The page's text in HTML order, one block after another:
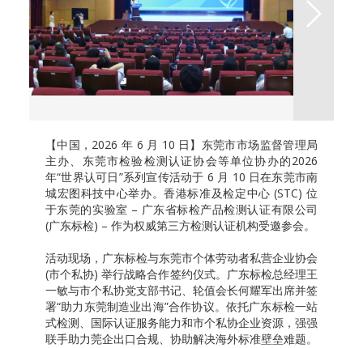
【中国，2026 年 6 月 10 日】东莞市市场监督管理局
主办、东莞市检验检测认证协会等单位协办的2026
年“世界认可日”系列宣传活动于 6 月 10 日在东莞市南
城宏图科技中心举办。香港标准及检定中心 (STC) 位
于东莞的实验室 – 广东省标检产品检测认证有限公司
(广东标检) – 作为权威第三方检测认证机构受邀参会。
活动现场，广东标检与东莞市个体劳动者私营企业协会
(市个私协) 举行战略合作签约仪式。广东标检总经理王
一敏与市个私协党支部书记、轮值会长何耀军出席并签
署“助力东莞制造业出海”合作协议。依托广东标检一站
式检测、国际认证服务能力和市个私协企业资源，强强
联手助力莞企出口合规、协助解决海外标准壁垒难题。